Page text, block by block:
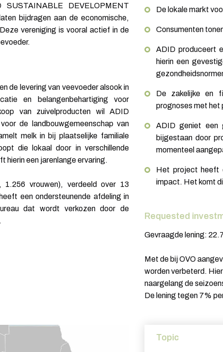
DEVELOPMENT
bijdragen aan de economische,
vereniging is vooral actief in de
de levering van veevoeder alsook in
en belangenbehartiging voor
van zuivelproducten wil ADID
de landbouwgemeenschap van
melk in bij plaatselijke familiale
die lokaal door in verschillende
hierin een jarenlange ervaring.
vrouwen), verdeeld over 13
een ondersteunende afdeling in
dat wordt verkozen door de
De lokale markt
Consumenten
ADID produceert
hierin een
De zakelijke en
prognoses met het
ADID geniet een
bijgestaan door
momenteel
Het project heeft
impact. Het komt
Requested
Gevraagde lening:
Met de bij OVO
worden verbeterd.
naargelang de
De lening tegen 7%
Topic